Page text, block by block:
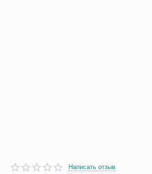
Написать отзыв